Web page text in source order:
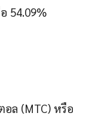
54.09%
อล (MTC) หรือ